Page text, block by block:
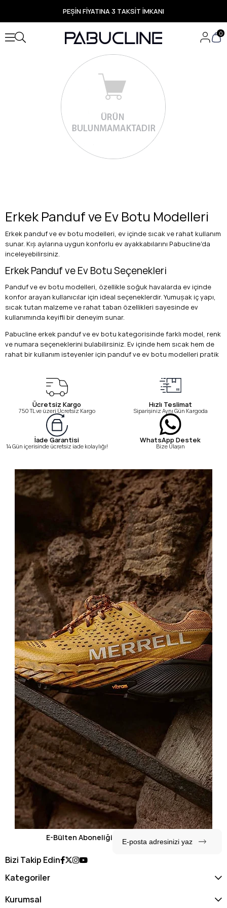
PEŞİN FİYATINA 3 TAKSİT İMKANI
TÜM ÜRÜNLERDE ÜCRETSİZ KARGO
Yeni Sezon Ürünlerde Özel Fırsatlar
Seçili Ürünlerde Hızlı Teslimat
0
Erkek Panduf ve Ev Botu Modelleri
Erkek panduf ve ev botu modelleri, ev içinde sıcak ve rahat kullanım
sunar. Kış aylarına uygun konforlu ev ayakkabılarını Pabucline’da
inceleyebilirsiniz.
Erkek Panduf ve Ev Botu Seçenekleri
Panduf ve ev botu modelleri, özellikle soğuk havalarda ev içinde
konfor arayan kullanıcılar için ideal seçeneklerdir. Yumuşak iç yapı,
sıcak tutan malzeme ve rahat taban özellikleri sayesinde ev
kullanımında keyifli bir deneyim sunar.
Pabucline erkek panduf ve ev botu kategorisinde farklı model, renk
ve numara seçeneklerini bulabilirsiniz. Ev içinde hem sıcak hem de
rahat bir kullanım isteyenler için panduf ve ev botu modelleri pratik
Erkek Panduf ve Ev Botu Hakkında Sık Sorulan
Panduf ne zaman kullanılır?
Genellikle ev içinde, özellikle soğuk havalarda sıcak ve rahat
kullanım için tercih edilir.
Ev botu ile panduf aynı mı?
Panduf seçerken neye dikkat edilmeli?
İç yapısı, sıcak tutma özelliği, taban rahatlığı ve numara uyumu
önemlidir.
Ücretsiz Kargo
750 TL ve üzeri Ücretsiz Kargo
Hızlı Teslimat
Siparişiniz Aynı Gün Kargoda
İade Garantisi
14 Gün içerisinde ücretsiz iade kolaylığı!
WhatsApp Destek
Bize Ulaşın
E-Bülten Aboneliği
Bizi Takip Edin
Kategoriler
Kurumsal